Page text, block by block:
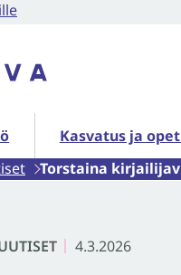
Kasvatus ja
Kasvatus ja
Torstaina
4.3.2026